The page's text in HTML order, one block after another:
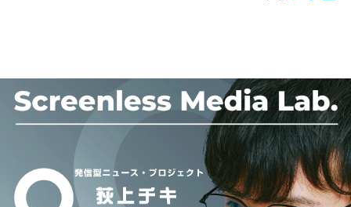
イベント・グッズ
YouTube
会社情報